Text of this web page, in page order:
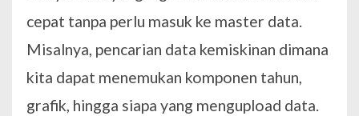
cepat tanpa perlu masuk ke master data.
Misalnya, pencarian data kemiskinan dimana
kita dapat menemukan komponen tahun,
grafik, hingga siapa yang mengupload data.